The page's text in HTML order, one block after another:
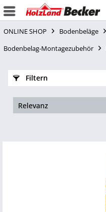
ONLINE SHOP Bodenbeläge
Bodenbelag-Montagezubehör
Filtern